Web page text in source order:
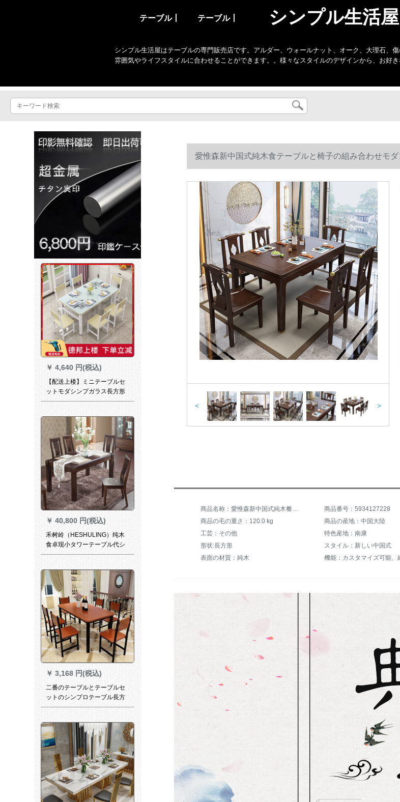
テーブル丨 テーブル丨 シンプル生活屋
シンプル生活屋はテーブルの専門販売店です。アルダー、ウォールナット、オーク、大理石、
雰囲気やライフスタイルに合わせることができます。。様々なスタイルのデザインから、お好き
￥ 4,640 円(税込)
【配送上楼】ミニテーブルセ
ットモダシンプガラス長方形
テーブル家庭用テーブル白楓
￥ 40,800 円(税込)
禾树岭（HESHULING）纯木
食卓现小タワーテーブル代シ
ンプテーブル1.5 m家庭用テー
テーブル+4椅子）
￥ 3,168 円(税込)
二番のテーブルとテーブルセ
ットのシンプロテーブル長方
形家庭用テーブルレストラン
に黒い棚110*60テーブルに椅
子4つを配置します。
愛惟森新中国式純木食テーブルと椅子の組み合わせモ
あります。
< >
商品名称：愛惟森新中国式純木餐テーブルと椅子の組み合わせモダンン中華式小タワー長方形食事テーブルレストラン家具一テーブル六椅子 商品番号：5934127228
商品の毛の重さ：120.0 kg
商品の産地：中国大陸
工芸：その他
特色産地：南康
形状:長方形
スタイル：新しい中国式
表面の材質：純木